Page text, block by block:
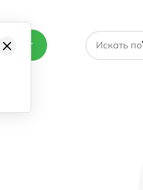
Каталог Искать по